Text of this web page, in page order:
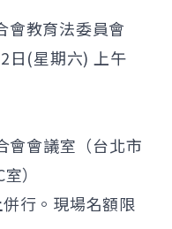
會教育法委員會
日(星期六) 上午
會會議室（台北市
）
併行。現場名額限